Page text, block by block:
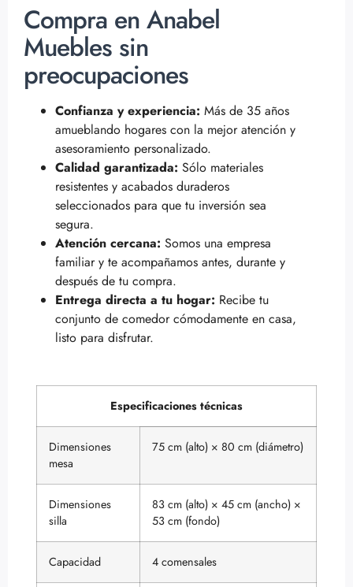
Compra en Anabel
Muebles sin
preocupaciones
Confianza y experiencia: Más de 35 años
amueblando hogares con la mejor atención y
asesoramiento personalizado.
Calidad garantizada: Sólo materiales
resistentes y acabados duraderos
seleccionados para que tu inversión sea
segura.
Atención cercana: Somos una empresa
familiar y te acompañamos antes, durante y
después de tu compra.
Entrega directa a tu hogar: Recibe tu
conjunto de comedor cómodamente en casa,
listo para disfrutar.
Especificaciones técnicas
Dimensiones
mesa
75 cm (alto) × 80 cm (diámetro)
Dimensiones
silla
83 cm (alto) × 45 cm (ancho) ×
53 cm (fondo)
Capacidad 4 comensales